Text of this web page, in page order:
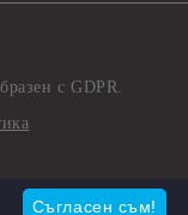
с GDPR.
Съгласен съм!